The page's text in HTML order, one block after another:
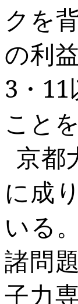
クを
の利
3 ・ 11
こと
京都
に成
いる
諸問
子力